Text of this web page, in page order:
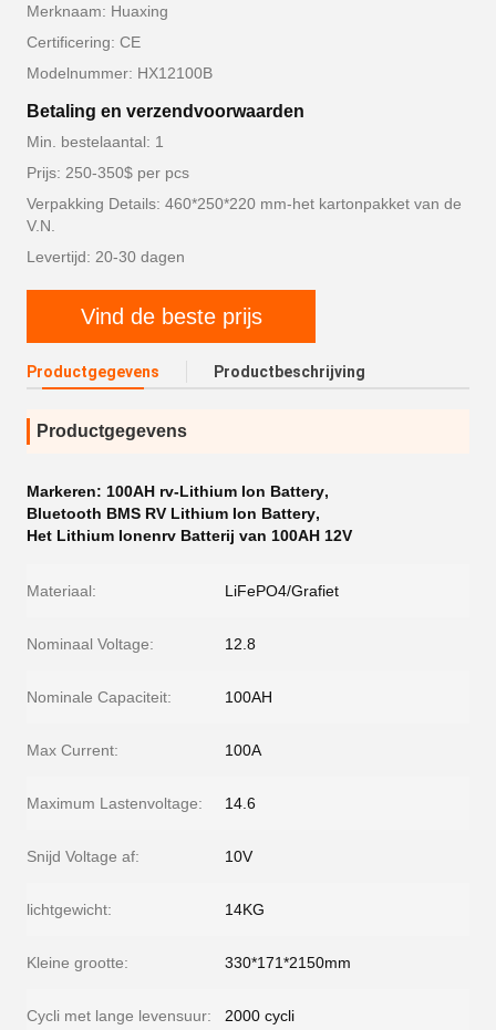
Merknaam: Huaxing
Certificering: CE
Modelnummer: HX12100B
Betaling en verzendvoorwaarden
Min. bestelaantal: 1
Prijs: 250-350$ per pcs
Verpakking Details: 460*250*220 mm-het kartonpakket van de
V.N.
Levertijd: 20-30 dagen
Vind de beste prijs
Productgegevens Productbeschrijving
Productgegevens
Markeren: 100AH rv-Lithium Ion Battery,
Bluetooth BMS RV Lithium Ion Battery,
Het Lithium Ionenrv Batterij van 100AH 12V
Materiaal: LiFePO4/Grafiet
Nominaal Voltage: 12.8
Nominale Capaciteit: 100AH
Max Current: 100A
Maximum Lastenvoltage: 14.6
Snijd Voltage af: 10V
lichtgewicht: 14KG
Kleine grootte: 330*171*2150mm
Cycli met lange levensuur: 2000 cycli